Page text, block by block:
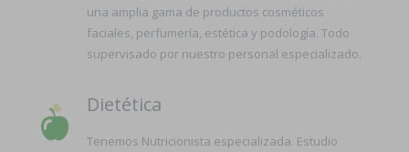
una amplia gama de productos cosméticos
faciales, perfumería, estética y podología. Todo
supervisado por nuestro personal especializado.
Dietética
Tenemos Nutricionista especializada. Estudio